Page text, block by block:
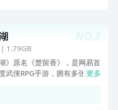
NO.2
| 1.79GB
》原名《楚留香》，是网易首
武侠RPG手游，拥有多张800
上轻功，并可使用空中专属轻
更多